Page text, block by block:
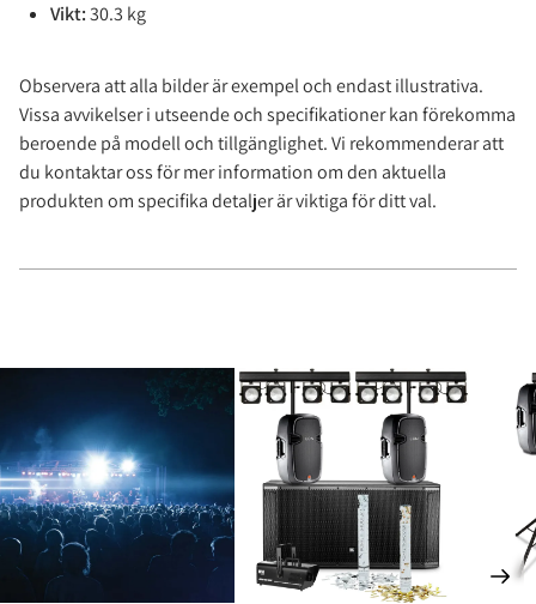
Vikt:30.3 kg
Observera att alla bilder är exempel och endast illustrativa.
Vissa avvikelser i utseende och specifikationer kan förekomma
beroende på modell och tillgänglighet. Vi rekommenderar att
du kontaktar oss för mer information om den aktuella
produkten om specifika detaljer är viktiga för ditt val.